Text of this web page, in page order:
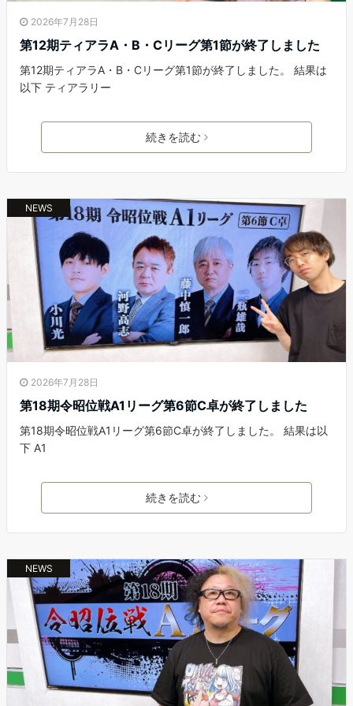
2026年7月28日
第12期ティアラA・B・Cリーグ第1節が終了しました
第12期ティアラA・B・Cリーグ第1節が終了しました。 結果は
以下 ティアラリー
続きを読む
NEWS
2026年7月28日
第18期令昭位戦A1リーグ第6節C卓が終了しました
第18期令昭位戦A1リーグ第6節C卓が終了しました。 結果は以
下 A1
続きを読む
NEWS